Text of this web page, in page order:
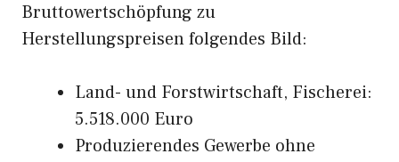
Bruttowertschöpfung zu
Herstellungspreisen folgendes Bild:
Land- und Forstwirtschaft, Fischerei:
5.518.000 Euro
Produzierendes Gewerbe ohne